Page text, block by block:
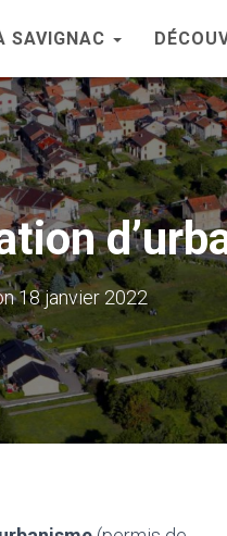
SAVIGNAC
18 janvier 2022